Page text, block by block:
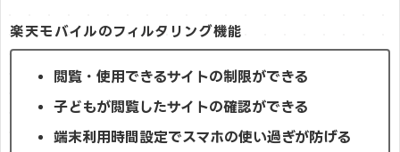
楽天モバイルのフィルタリング機能
閲覧・使用できるサイトの制限ができる
子どもが閲覧したサイトの確認ができる
端末利用時間設定でスマホの使い過ぎが防げる